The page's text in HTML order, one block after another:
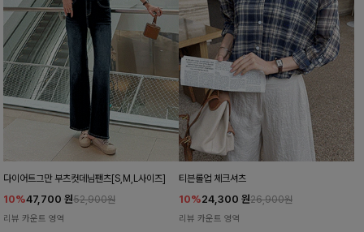
다이어트그만 부츠컷데님팬츠[S,M,L사이즈]
10%47,700 원52,900원
리뷰 카운트 영역
티븐롤업 체크셔츠
10%24,300 원26,900원
리뷰 카운트 영역